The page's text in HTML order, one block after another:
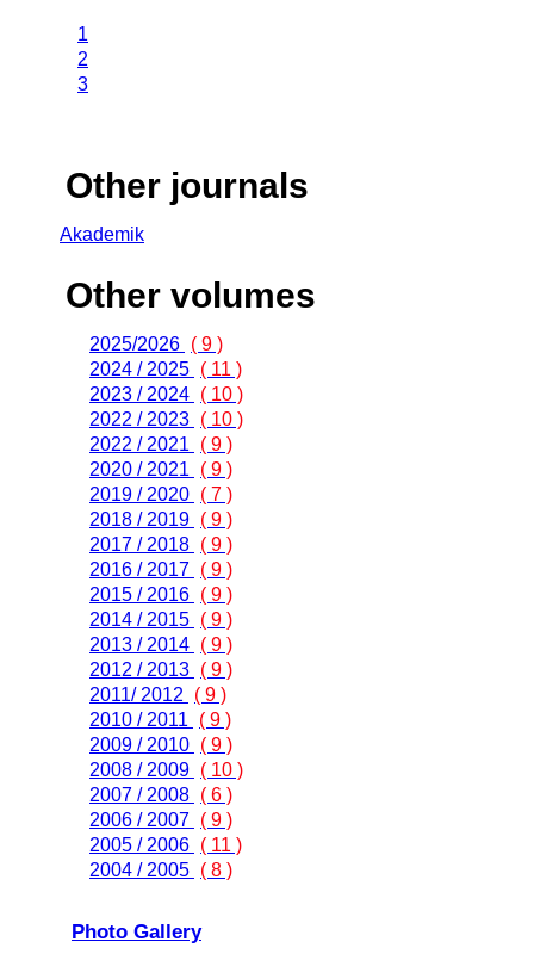
1
2
3
Other journals
Akademik
Other volumes
2025/2026 ( 9 )
2024 / 2025 ( 11 )
2023 / 2024 ( 10 )
2022 / 2023 ( 10 )
2022 / 2021
( 9 )
2020 / 2021
( 9 )
2019 / 2020 ( 7 )
2018 / 2019 ( 9 )
2017 / 2018 ( 9 )
2016 / 2017 ( 9 )
2015 / 2016 ( 9 )
2014 / 2015 ( 9 )
2013 / 2014 ( 9 )
2012 / 2013 ( 9 )
2011/ 2012
( 9 )
2010 / 2011
( 9 )
2009 / 2010 ( 9 )
2008 / 2009 ( 10 )
2007 / 2008 ( 6 )
2006 / 2007 ( 9 )
2005 / 2006 ( 11 )
2004 / 2005 ( 8 )
Photo Gallery